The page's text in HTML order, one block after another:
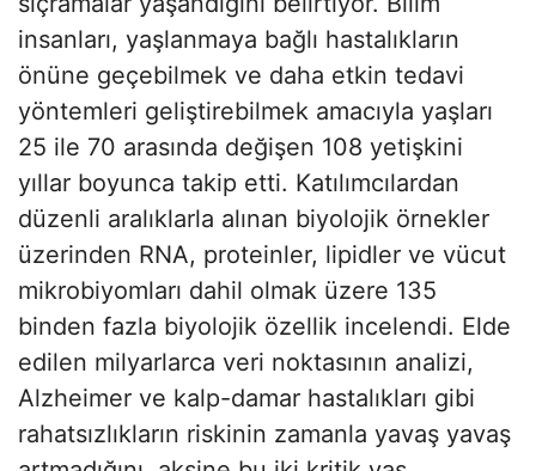
insanları, yaşlanmaya bağlı hastalıkların
önüne geçebilmek ve daha etkin tedavi
yöntemleri geliştirebilmek amacıyla yaşları
25 ile 70 arasında değişen 108 yetişkini
yıllar boyunca takip etti. Katılımcılardan
düzenli aralıklarla alınan biyolojik örnekler
üzerinden RNA, proteinler, lipidler ve vücut
mikrobiyomları dahil olmak üzere 135
binden fazla biyolojik özellik incelendi. Elde
edilen milyarlarca veri noktasının analizi,
Alzheimer ve kalp-damar hastalıkları gibi
rahatsızlıkların riskinin zamanla yavaş yavaş